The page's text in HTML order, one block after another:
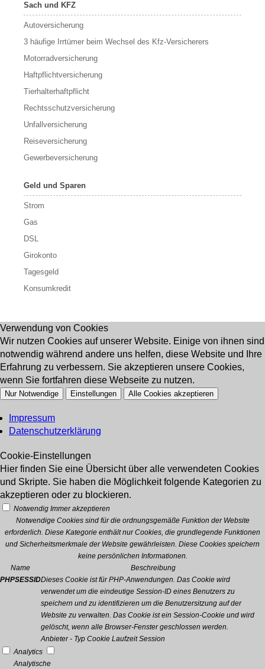
Sach und KFZ
Autoversicherung
3 häufige Irrtümer beim Wechsel des Kfz-Versicherers
Motorradversicherung
Haftpflichtversicherung
Tierhalterhaftpflicht
Rechtsschutzversicherung
Unfallversicherung
Reiseversicherung
Gewerbeversicherung
Geld und Sparen
Strom
Gas
DSL
Girokonto
Tagesgeld
Konsumkredit
Verwendung von Cookies
Wir nutzen Cookies auf unserer Website. Einige von ihnen sind
notwendig während andere uns helfen, diese Website und Ihre
Erfahrung zu verbessern. Sie akzeptieren unsere Cookies,
wenn Sie fortfahren diese Webseite zu nutzen.
Nur Notwendige Einstellungen Alle Cookies akzeptieren
Impressum
Datenschutzerklärung
Cookie-Einstellungen
Hier finden Sie eine Übersicht über alle verwendeten Cookies
und Skripte. Sie haben die Möglichkeit folgende Kategorien zu
akzeptieren oder zu blockieren.
Notwendig Immer akzeptieren
Notwendige Cookies sind für die ordnungsgemäße Funktion der Website
erforderlich. Diese Kategorie enthält nur Cookies, die grundlegende Funktionen
und Sicherheitsmerkmale der Website gewährleisten. Diese Cookies speichern
keine persönlichen Informationen.
Name
Beschreibung
PHPSESSIDDieses Cookie ist für PHP-Anwendungen. Das Cookie wird
verwendet um die eindeutige Session-ID eines Benutzers zu
speichern und zu identifizieren um die Benutzersitzung auf der
Website zu verwalten. Das Cookie ist ein Session-Cookie und wird
gelöscht, wenn alle Browser-Fenster geschlossen werden.
Anbieter - Typ Cookie Laufzeit Session
Analytics
Analytische